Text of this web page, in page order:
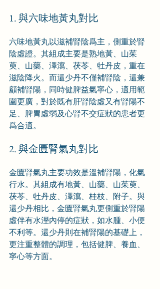
1. 與六味地黃丸對比
六味地黃丸以滋補腎陰爲主，側重於腎
陰虛證。其組成主要是熟地黃、山茱
萸、山藥、澤瀉、茯苓、牡丹皮，重在
滋陰降火。而還少丹不僅補腎陰，還兼
顧補腎陽，同時健脾益氣寧心，適用範
圍更廣，對於既有肝腎陰虛又有腎陽不
足、脾胃虛弱及心腎不交症狀的患者更
爲合適。
2. 與金匱腎氣丸對比
金匱腎氣丸主要功效是溫補腎陽，化氣
行水。其組成有地黃、山藥、山茱萸、
茯苓、牡丹皮、澤瀉、桂枝、附子。與
還少丹相比，金匱腎氣丸更側重於腎陽
虛伴有水溼內停的症狀，如水腫、小便
不利等。還少丹則在補腎陽的基礎上，
更注重整體的調理，包括健脾、養血、
寧心等方面。